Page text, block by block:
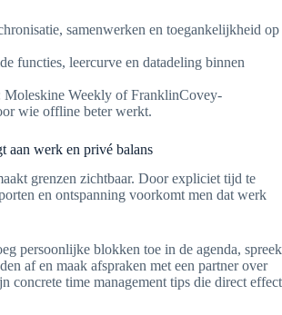
samenwerken en toegankelijkheid op
functies, leercurve en datadeling binnen
Moleskine Weekly of FranklinCovey-
wie offline beter werkt.
aan werk en privé balans
grenzen zichtbaar. Door expliciet tijd te
en ontspanning voorkomt men dat werk
persoonlijke blokken toe in de agenda, spreek
af en maak afspraken met een partner over
concrete time management tips die direct effect